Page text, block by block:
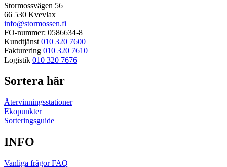
Stormossvägen 56
66 530 Kvevlax
info@stormossen.fi
FO-nummer: 0586634-8
Kundtjänst 010 320 7600
Fakturering 010 320 7610
Logistik 010 320 7676
Sortera här
Återvinningsstationer
Ekopunkter
Sorteringsguide
INFO
Vanliga frågor FAQ